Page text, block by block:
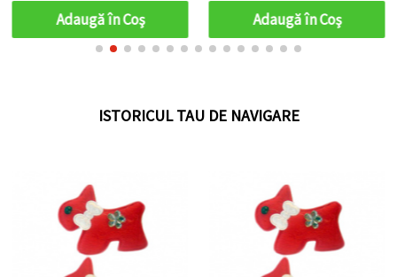
Adaugă în Coş Adaugă în Coş
ISTORICUL TAU DE NAVIGARE